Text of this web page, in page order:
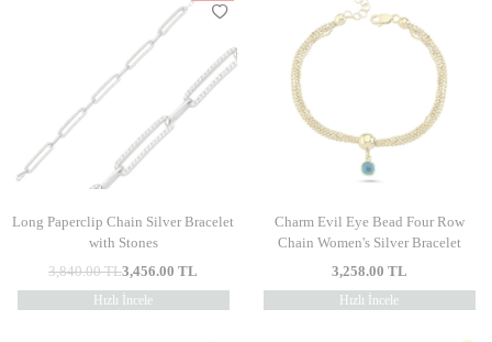
Long Paperclip Chain Silver Bracelet
with Stones
3,840.00TL3,456.00 TL
Hızlı İncele
Charm Evil Eye Bead Four Row
Chain Women's Silver Bracelet
3,258.00 TL
Hızlı İncele